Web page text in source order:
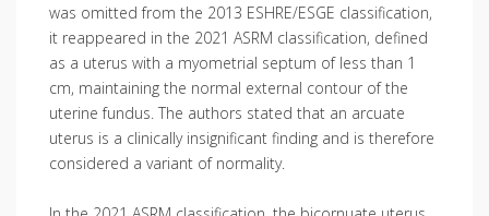
was omitted from the 2013 ESHRE/ESGE classification,
it reappeared in the 2021 ASRM classification, defined
as a uterus with a myometrial septum of less than 1
cm, maintaining the normal external contour of the
uterine fundus. The authors stated that an arcuate
uterus is a clinically insignificant finding and is therefore
considered a variant of normality.